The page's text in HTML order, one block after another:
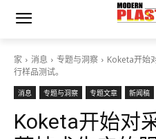
家 消息 专题与洞察
Koketa开始
行样品测试。
消息 专题与洞察 专题文章 新闻稿
Koketa开始对